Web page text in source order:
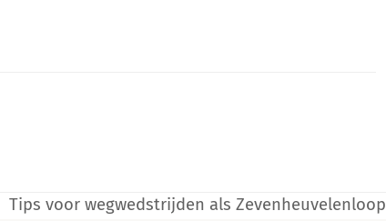
next
Tips voor wegwedstrijden als Zevenheuvelenloop